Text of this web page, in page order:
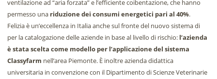
ventilazione ad “aria forzata” e l’efficiente coibentazione, che hanno
permesso una riduzione dei consumi energetici pari al 40%.
Felizia è un’eccellenza in Italia anche sul fronte del nuovo sistema di
per la catalogazione delle aziende in base al livello di rischio: l’azienda
è stata scelta come modello per l’applicazione del sistema
Classyfarm nell’area Piemonte. È inoltre azienda didattica
universitaria in convenzione con il Dipartimento di Scienze Veterinarie